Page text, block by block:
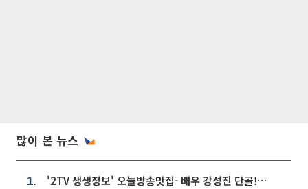
많이 본 뉴스
1. '2TV 생생정보' 오늘방송맛집- 배우 강성진 단골! 쌀국수ㆍ푸팟퐁 커리 맛집 '블○○○'